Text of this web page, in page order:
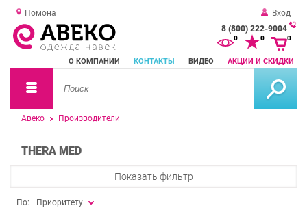
Помона
Вход
8 (800) 222-9004
О КОМПАНИИ КОНТАКТЫ ВИДЕО АКЦИИ И СКИДКИ
0 0 0
Авеко Производители
THERA MED
Показать фильтр
По:
Приоритету